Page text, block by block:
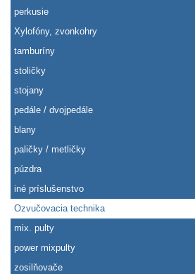
perkusie
Xylofóny, zvonkohry
tamburíny
stoličky
stojany
pedále / dvojpedále
blany
paličky / metličky
púzdra
iné príslušenstvo
Ozvučovacia technika
mix. pulty
power mixpulty
zosilňovače